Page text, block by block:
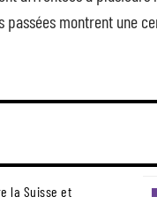
montrent une
la Suisse et